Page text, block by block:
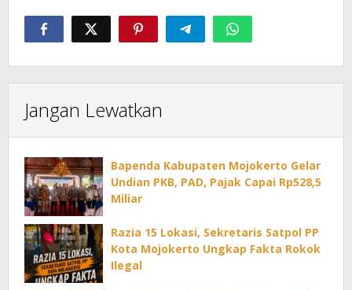
Jangan Lewatkan
Bapenda Kabupaten Mojokerto Gelar
Undian PKB, PAD, Pajak Capai Rp528,5
Miliar
Razia 15 Lokasi, Sekretaris Satpol PP
Kota Mojokerto Ungkap Fakta Rokok
Ilegal